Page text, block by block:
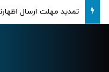
تمدید مهلت ارسال